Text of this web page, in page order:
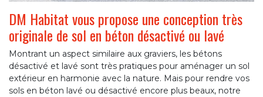
DM Habitat vous propose une conception très
originale de sol en béton désactivé ou lavé
Montrant un aspect similaire aux graviers, les bétons
désactivé et lavé sont très pratiques pour aménager un sol
extérieur en harmonie avec la nature. Mais pour rendre vos
sols en béton lavé ou désactivé encore plus beaux, notre